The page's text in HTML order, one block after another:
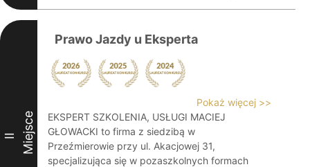
II Miejsce
Prawo Jazdy u Eksperta
Pokaż więcej >>
EKSPERT SZKOLENIA, USŁUGI MACIEJ
GŁOWACKI to firma z siedzibą w
Przeźmierowie przy ul. Akacjowej 31,
specjalizująca się w pozaszkolnych formach